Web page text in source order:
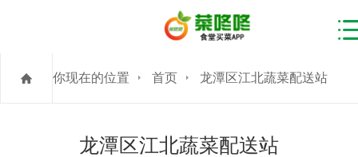
你现在的位置 首页 龙潭区江北蔬菜配送站
龙潭区江北蔬菜配送站